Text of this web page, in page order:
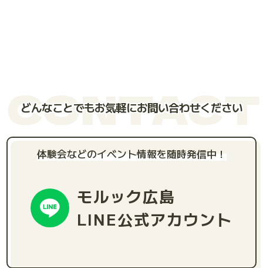
CONTACT
どんなことでもお気軽にお問い合わせください
体験会などのイベント情報を随時発信中！
モルック広島
LINE公式アカウント